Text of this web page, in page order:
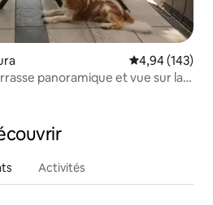
Évaluation
4,94 (143)
panoramique et vue sur la
Activités